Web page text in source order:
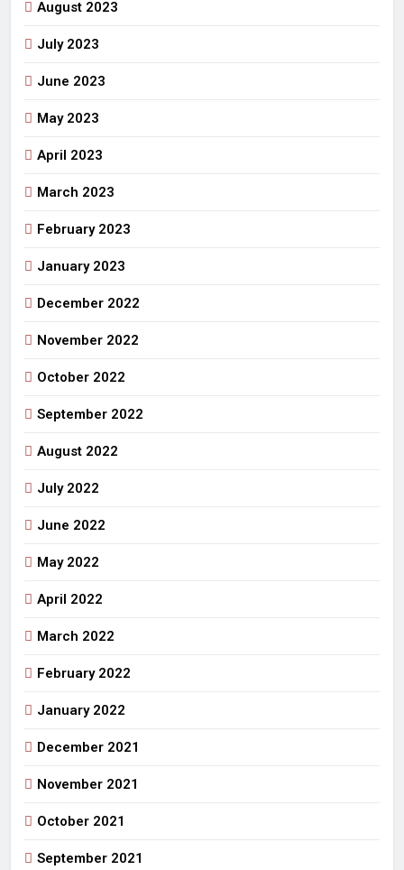
August 2023
July 2023
June 2023
May 2023
April 2023
March 2023
February 2023
January 2023
December 2022
November 2022
October 2022
September 2022
August 2022
July 2022
June 2022
May 2022
April 2022
March 2022
February 2022
January 2022
December 2021
November 2021
October 2021
September 2021